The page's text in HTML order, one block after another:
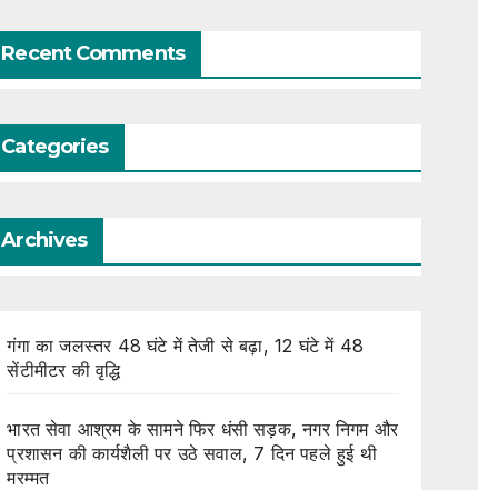
Recent Comments
Categories
Archives
गंगा का जलस्तर 48 घंटे में तेजी से बढ़ा, 12 घंटे में 48
सेंटीमीटर की वृद्धि
भारत सेवा आश्रम के सामने फिर धंसी सड़क, नगर निगम और
प्रशासन की कार्यशैली पर उठे सवाल, 7 दिन पहले हुई थी
मरम्मत